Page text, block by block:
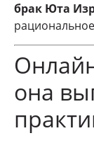
брак Юта
она